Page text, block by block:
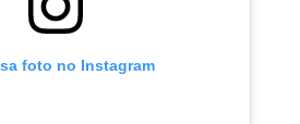
foto no Instagram